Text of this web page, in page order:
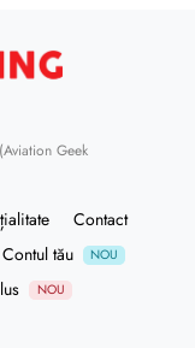
(Aviation Geek
Contact
Contul tău NOU
NOU